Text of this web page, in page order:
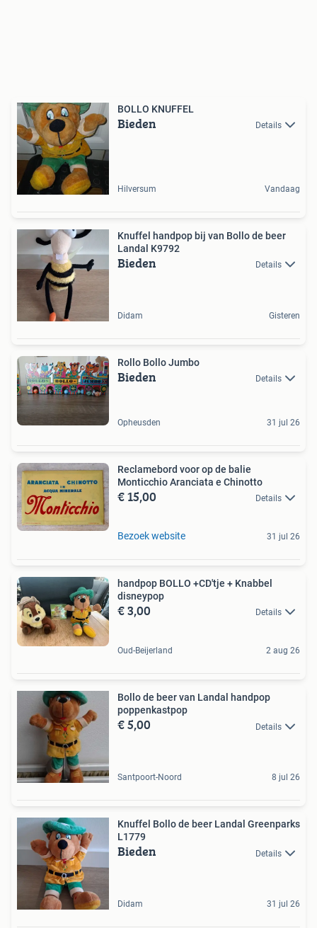
BOLLO KNUFFEL
Bieden Details
Hilversum Vandaag
Knuffel handpop bij van Bollo de beer
Landal K9792
Bieden Details
Didam Gisteren
Rollo Bollo Jumbo
Bieden Details
Opheusden 31 jul 26
Reclamebord voor op de balie
Monticchio Aranciata e Chinotto
€ 15,00 Details
Bezoek website 31 jul 26
handpop BOLLO +CD'tje + Knabbel
disneypop
€ 3,00 Details
Oud-Beijerland 2 aug 26
Bollo de beer van Landal handpop
poppenkastpop
€ 5,00 Details
Santpoort-Noord 8 jul 26
Knuffel Bollo de beer Landal Greenparks
L1779
Bieden Details
Didam 31 jul 26